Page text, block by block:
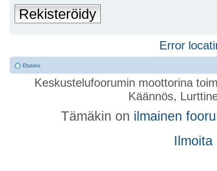
Rekisteröidy
Error
Etusivu
Keskustelufoorumin moottorina
Käännös,
Tämäkin on ilmainen